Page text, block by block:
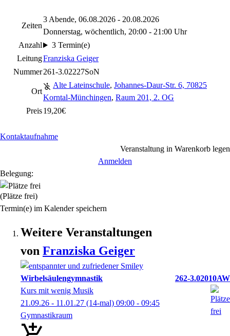
Zeiten
3 Abende, 06.08.2026 - 20.08.2026
Donnerstag, wöchentlich, 20:00 - 21:00 Uhr
Anzahl
3 Termin(e)
LeitungFranziska Geiger
Nummer261-3.02227SoN
Ort
Alte Lateinschule, Johannes-Daur-Str. 6, 70825
Korntal-Münchingen, Raum 201, 2. OG
Preis19,20€
Kontaktaufnahme
Veranstaltung in Warenkorb legen
Anmelden
Belegung:
(Plätze frei)
Termin(e) im Kalender speichern
Weitere Veranstaltungen
von Franziska Geiger
Wirbelsäulengymnastik
262-3.02010AW
Kurs mit wenig Musik
21.09.26 - 11.01.27 (14-mal) 09:00 - 09:45
Gymnastikraum